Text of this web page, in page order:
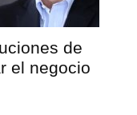
de
el negocio